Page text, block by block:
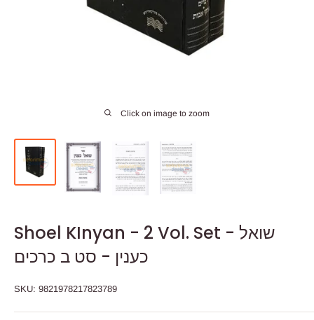
Click on image to zoom
Shoel KInyan - 2 Vol. Set - שואל
כענין - סט ב כרכים
SKU: 9821978217823789